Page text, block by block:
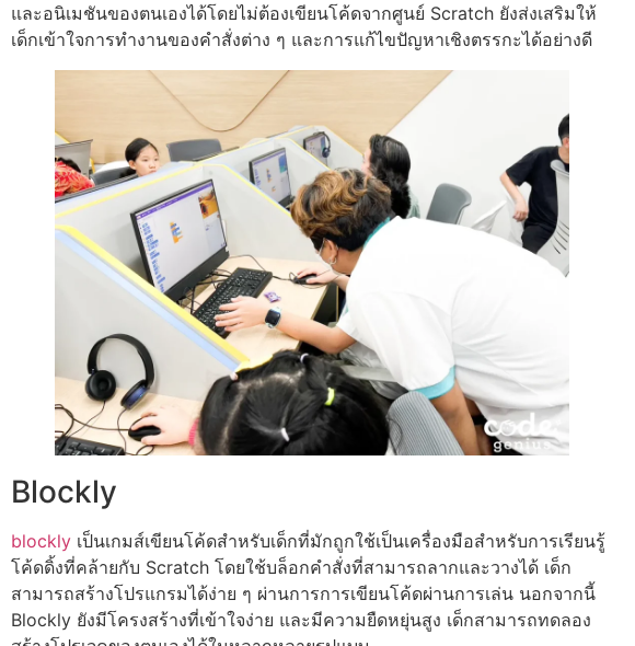
และอนิเมชันของตนเองได้โดยไม่ต้องเขียนโค้ดจากศูนย์ Scratch ยังส่งเสริมให้
เด็กเข้าใจการทำงานของคำสั่งต่าง ๆ และการแก้ไขปัญหาเชิงตรรกะได้อย่างดี
Blockly
blockly เป็นเกมส์เขียนโค้ดสำหรับเด็กที่มักถูกใช้เป็นเครื่องมือสำหรับการเรียนรู้
โค้ดดิ้งที่คล้ายกับ Scratch โดยใช้บล็อกคำสั่งที่สามารถลากและวางได้ เด็ก
สามารถสร้างโปรแกรมได้ง่าย ๆ ผ่านการการเขียนโค้ดผ่านการเล่น นอกจากนี้
Blockly ยังมีโครงสร้างที่เข้าใจง่าย และมีความยืดหยุ่นสูง เด็กสามารถทดลอง